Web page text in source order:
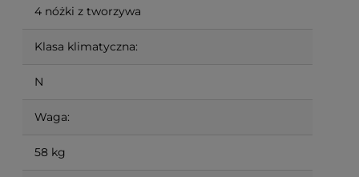
4 nóżki z tworzywa
Klasa klimatyczna:
N
Waga:
58 kg